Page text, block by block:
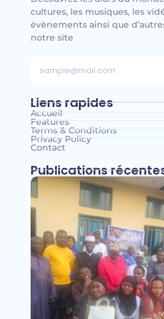
cultures, les musiques, les
évènements ainsi que
notre site
Liens rapides
Accueil
Features
Terms & Conditions
Privacy Policy
Contact
Publications